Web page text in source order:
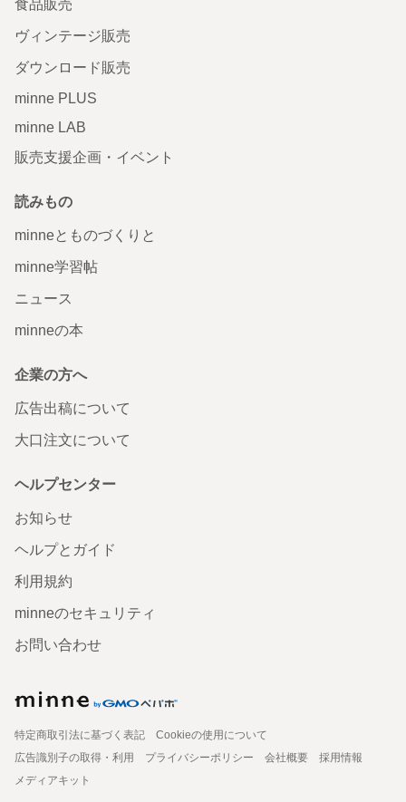
食品販売
ヴィンテージ販売
ダウンロード販売
minne PLUS
minne LAB
販売支援企画・イベント
読みもの
minneとものづくりと
minne学習帖
ニュース
minneの本
企業の方へ
広告出稿について
大口注文について
ヘルプセンター
お知らせ
ヘルプとガイド
利用規約
minneのセキュリティ
お問い合わせ
特定商取引法に基づく表記
Cookieの使用について
広告識別子の取得・利用
プライバシーポリシー 会社概要
採用情報
メディアキット